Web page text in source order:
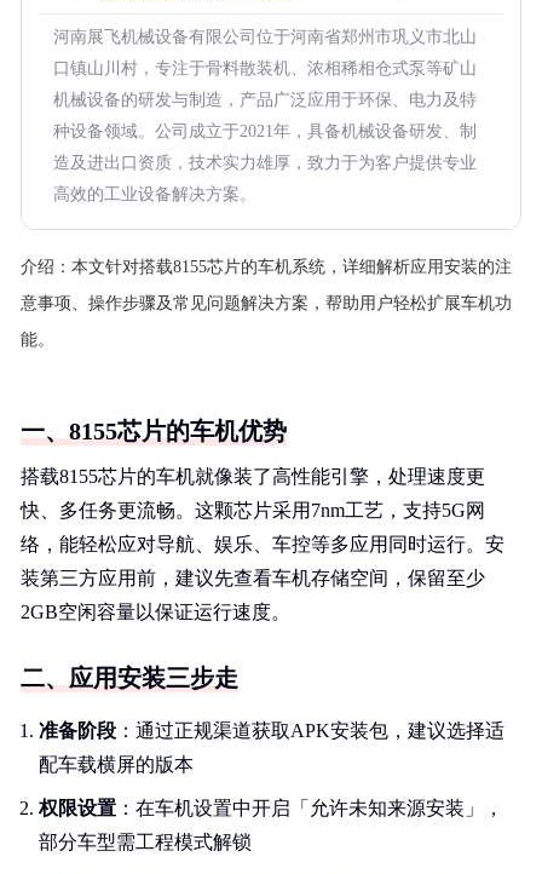
河南展飞机械设备有限公司位于河南省郑州市巩义市北山
口镇山川村，专注于骨料散装机、浓相稀相仓式泵等矿山
机械设备的研发与制造，产品广泛应用于环保、电力及特
种设备领域。公司成立于2021年，具备机械设备研发、制
造及进出口资质，技术实力雄厚，致力于为客户提供专业
高效的工业设备解决方案。
介绍： 本文针对搭载8155芯片的车机系统，详细解析应用安装的注
意事项、操作步骤及常见问题解决方案，帮助用户轻松扩展车机功
能。
一、8155芯片的车机优势
搭载8155芯片的车机就像装了高性能引擎，处理速度更
快、多任务更流畅。这颗芯片采用7nm工艺，支持5G网
络，能轻松应对导航、娱乐、车控等多应用同时运行。安
装第三方应用前，建议先查看车机存储空间，保留至少
2GB空闲容量以保证运行速度。
二、应用安装三步走
准备阶段 ：通过正规渠道获取APK安装包，建议选择适
配车载横屏的版本
权限设置 ：在车机设置中开启「允许未知来源安装」，
部分车型需工程模式解锁